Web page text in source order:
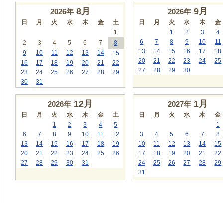
2026年 8月
日 月 火 水 木 金
土
1
2
3 4 5 6 7
8
9
10 11 12 13 14
15
16
17 18 19 20 21
22
23
24 25 26 27 28
29
30
31
2026年 9月
日 月 火 水 木
金
1
2 3
4
6
7 8 9 10
11
13
14 15 16 17
18
20
21 22 23 24
25
27
28 29 30
2026年 12月
日 月 火 水 木 金
土
1
2 3 4
5
6
7 8 9 10 11
12
13
14 15 16 17 18
19
20
21 22 23 24 25
26
27
28 29 30 31
2027年 1月
日 月 火 水 木
金
1
3
4 5 6 7
8
10
11 12 13 14
15
17
18 19 20 21
22
24
25 26 27 28
29
31